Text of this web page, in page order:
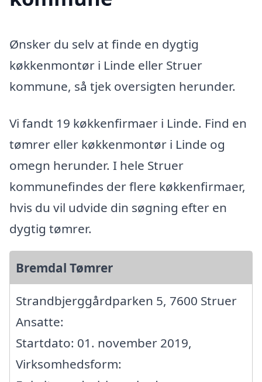
Ønsker du selv at finde en dygtig
køkkenmontør i Linde eller Struer
kommune, så tjek oversigten herunder.
Vi fandt 19 køkkenfirmaer i Linde. Find en
tømrer eller køkkenmontør i Linde og
omegn herunder. I hele Struer
kommunefindes der flere køkkenfirmaer,
hvis du vil udvide din søgning efter en
dygtig tømrer.
Bremdal Tømrer
Strandbjerggårdparken 5, 7600 Struer
Ansatte:
Startdato: 01. november 2019,
Virksomhedsform: